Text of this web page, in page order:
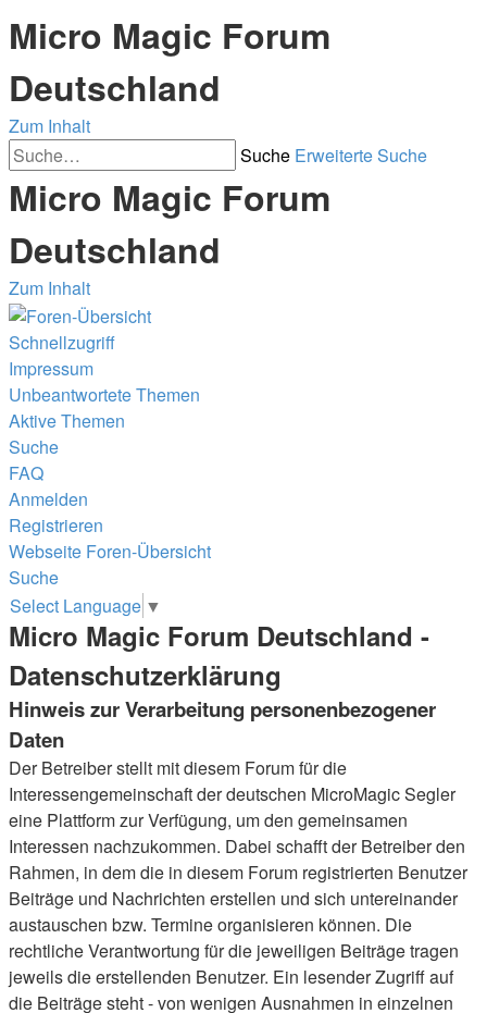
Micro Magic Forum
Deutschland
Zum Inhalt
Suche Erweiterte Suche
Micro Magic Forum
Deutschland
Zum Inhalt
Schnellzugriff
Impressum
Unbeantwortete Themen
Aktive Themen
Suche
FAQ
Anmelden
Registrieren
Webseite Foren-Übersicht
Suche
Select Language ▼
Micro Magic Forum Deutschland -
Datenschutzerklärung
Hinweis zur Verarbeitung personenbezogener
Daten
Der Betreiber stellt mit diesem Forum für die
Interessengemeinschaft der deutschen MicroMagic Segler
eine Plattform zur Verfügung, um den gemeinsamen
Interessen nachzukommen. Dabei schafft der Betreiber den
Rahmen, in dem die in diesem Forum registrierten Benutzer
Beiträge und Nachrichten erstellen und sich untereinander
austauschen bzw. Termine organisieren können. Die
rechtliche Verantwortung für die jeweiligen Beiträge tragen
jeweils die erstellenden Benutzer. Ein lesender Zugriff auf
die Beiträge steht - von wenigen Ausnahmen in einzelnen